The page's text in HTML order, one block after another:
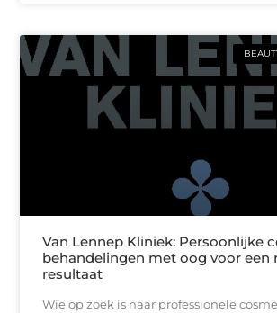
Van Lennep Kliniek: Persoonlijke
behandelingen met oog voor een
resultaat
Wie op zoek is naar professionele